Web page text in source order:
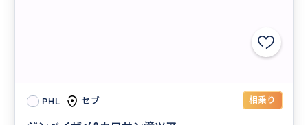
PHL セブ 相乗り